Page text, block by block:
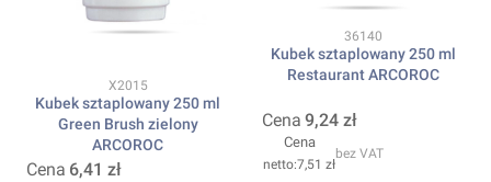
Kod produktu
X2015
Kubek sztaplowany 250 ml
Green Brush zielony
ARCOROC
Cena 6,41 zł
Kod produktu
36140
Kubek sztaplowany 250 ml
Restaurant ARCOROC
Cena 9,24 zł
Cena
7,51 zł
bez VAT